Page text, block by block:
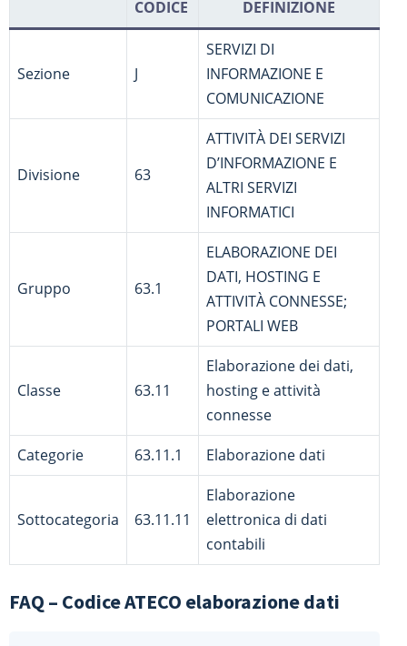
CODICE DEFINIZIONE
Sezione J
SERVIZI DI
INFORMAZIONE E
COMUNICAZIONE
Divisione 63
ATTIVITÀ DEI SERVIZI
D’INFORMAZIONE E
ALTRI SERVIZI
INFORMATICI
Gruppo 63.1
ELABORAZIONE DEI
DATI, HOSTING E
ATTIVITÀ CONNESSE;
PORTALI WEB
Classe 63.11
Elaborazione dei dati,
hosting e attività
connesse
Categorie
63.11.1 Elaborazione dati
Sottocategoria 63.11.11
Elaborazione
elettronica di dati
contabili
FAQ – Codice ATECO elaborazione dati